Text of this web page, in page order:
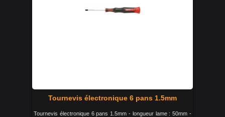
Tournevis électronique 6 pans 1.5mm
Tournevis électronique 6 pans 1.5mm - longueur lame : 50mm -